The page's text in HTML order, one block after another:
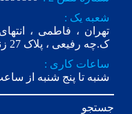
شعبه یک :
تهران ، فاطمی ،
ک.چه رفیعی ، پلاک 27 زنگ سوم
ساعات کاری :
شنبه تا پنج شنبه از ساعت 10:00 تا ساعت
جستجو